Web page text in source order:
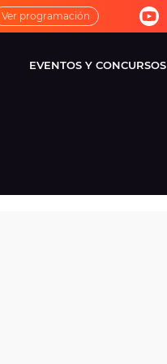
Ver programación
EVENTOS Y CONCURSOS